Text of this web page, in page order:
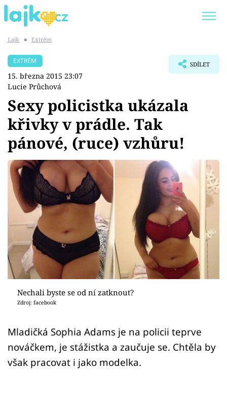
SHOPAHOLICADEL
Témata
Showbyznys
Youtubeři
Virály
Sex a vztahy
Videa
Sledujte prima+
Přihlášení
Sledujte nás
Lajk ■ Extrém
EXTRÉM
15. března 2015 23:07
Lucie Průchová
SDÍLET
Sexy policistka ukázala
křivky v prádle. Tak
pánové, (ruce) vzhůru!
Nechali byste se od ní zatknout?
Zdroj: facebook
Mladičká Sophia Adams je na policii teprve
nováčkem, je stážistka a zaučuje se. Chtěla by
však pracovat i jako modelka.